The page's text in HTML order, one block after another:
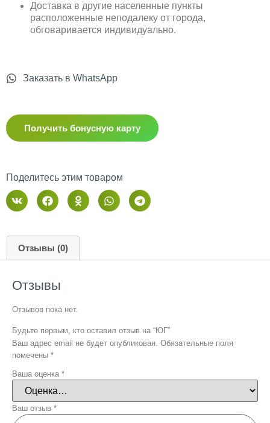
Доставка в другие населенные пункты
расположенные неподалеку от города,
обговаривается индивидуально.
Заказать в WhatsApp
Получить бонусную карту
Поделитесь этим товаром
Отзывы (0)
Отзывы
Отзывов пока нет.
Будьте первым, кто оставил отзыв на “ЮГ”
Ваш адрес email не будет опубликован. Обязательные поля
помечены *
Ваша оценка *
Ваш отзыв *